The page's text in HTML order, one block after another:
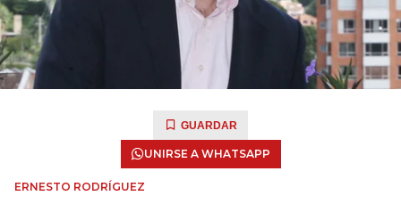
GUARDAR
UNIRSE A WHATSAPP
ERNESTO RODRÍGUEZ